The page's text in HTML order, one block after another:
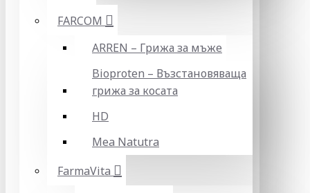
FARCOM
ARREN – Грижа за мъже
Bioproten – Възстановяваща
грижа за косата
HD
Mea Natutra
FarmaVita